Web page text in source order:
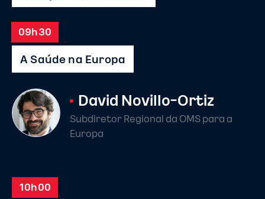
09h30
A Saúde na Europa
David Novillo-Ortiz
Subdiretor Regional da OMS para a
Europa
10h00